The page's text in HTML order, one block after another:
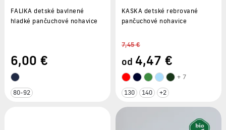
FALIKA detské bavlnené
hladké pančuchové nohavice
6,00 €
80-92
KASKA detské rebrované
pančuchové nohavice
7,45 €
od 4,47 €
+ 7
130 140 +2